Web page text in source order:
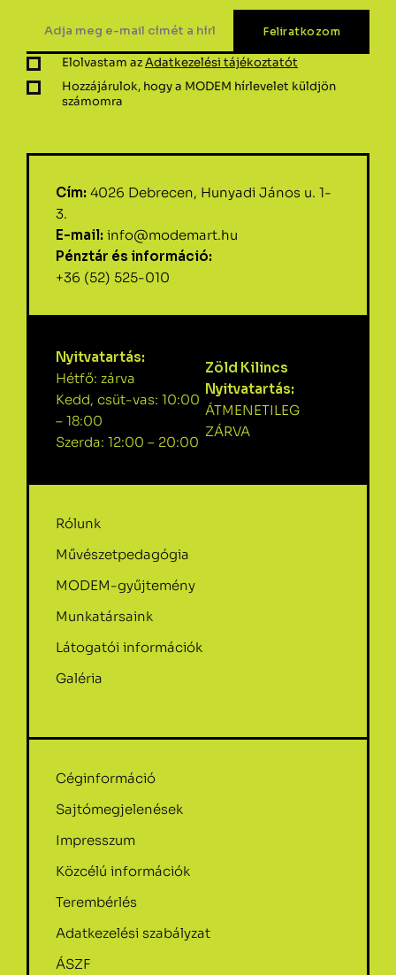
Elolvastam azAdatkezelési tájékoztatót
Hozzájárulok, hogy a MODEM hírlevelet küldjön
számomra
Cím: 4026 Debrecen, Hunyadi János u. 1-
3.
E-mail: info@modemart.hu
Pénztár és információ:
+36 (52) 525-010
Nyitvatartás:
Hétfő: zárva
Kedd, csüt-vas: 10:00
– 18:00
Szerda: 12:00 – 20:00
Zöld Kilincs
Nyitvatartás:
ÁTMENETILEG
ZÁRVA
Rólunk
Művészetpedagógia
MODEM-gyűjtemény
Munkatársaink
Látogatói információk
Galéria
Céginformáció
Sajtómegjelenések
Impresszum
Közcélú információk
Terembérlés
Adatkezelési szabályzat
ÁSZF